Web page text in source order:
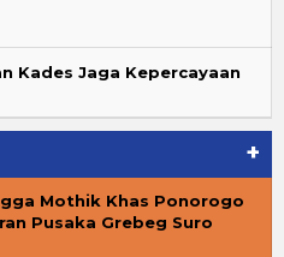
Kades Jaga Kepercayaan
+
Mothik Khas Ponorogo
Pusaka Grebeg Suro